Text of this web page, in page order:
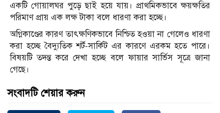
একটি গোয়ালঘর পুড়ে ছাই হয়ে যায়। প্রাথমিকভাবে ক্ষয়ক্ষতির
পরিমাণ প্রায় এক লক্ষ টাকা বলে ধারণা করা হচ্ছে।
অগ্নিকাণ্ডের কারণ তাৎক্ষণিকভাবে নিশ্চিত হওয়া না গেলেও ধারণা
করা হচ্ছে বৈদ্যুতিক শর্ট-সার্কিট এর কারণে এরকম হতে পারে।
বিষয়টি তদন্ত করে দেখা হচ্ছে বলে ফায়ার সার্ভিস সূত্রে জানা
গেছে।
সংবাদটি শেয়ার করুন